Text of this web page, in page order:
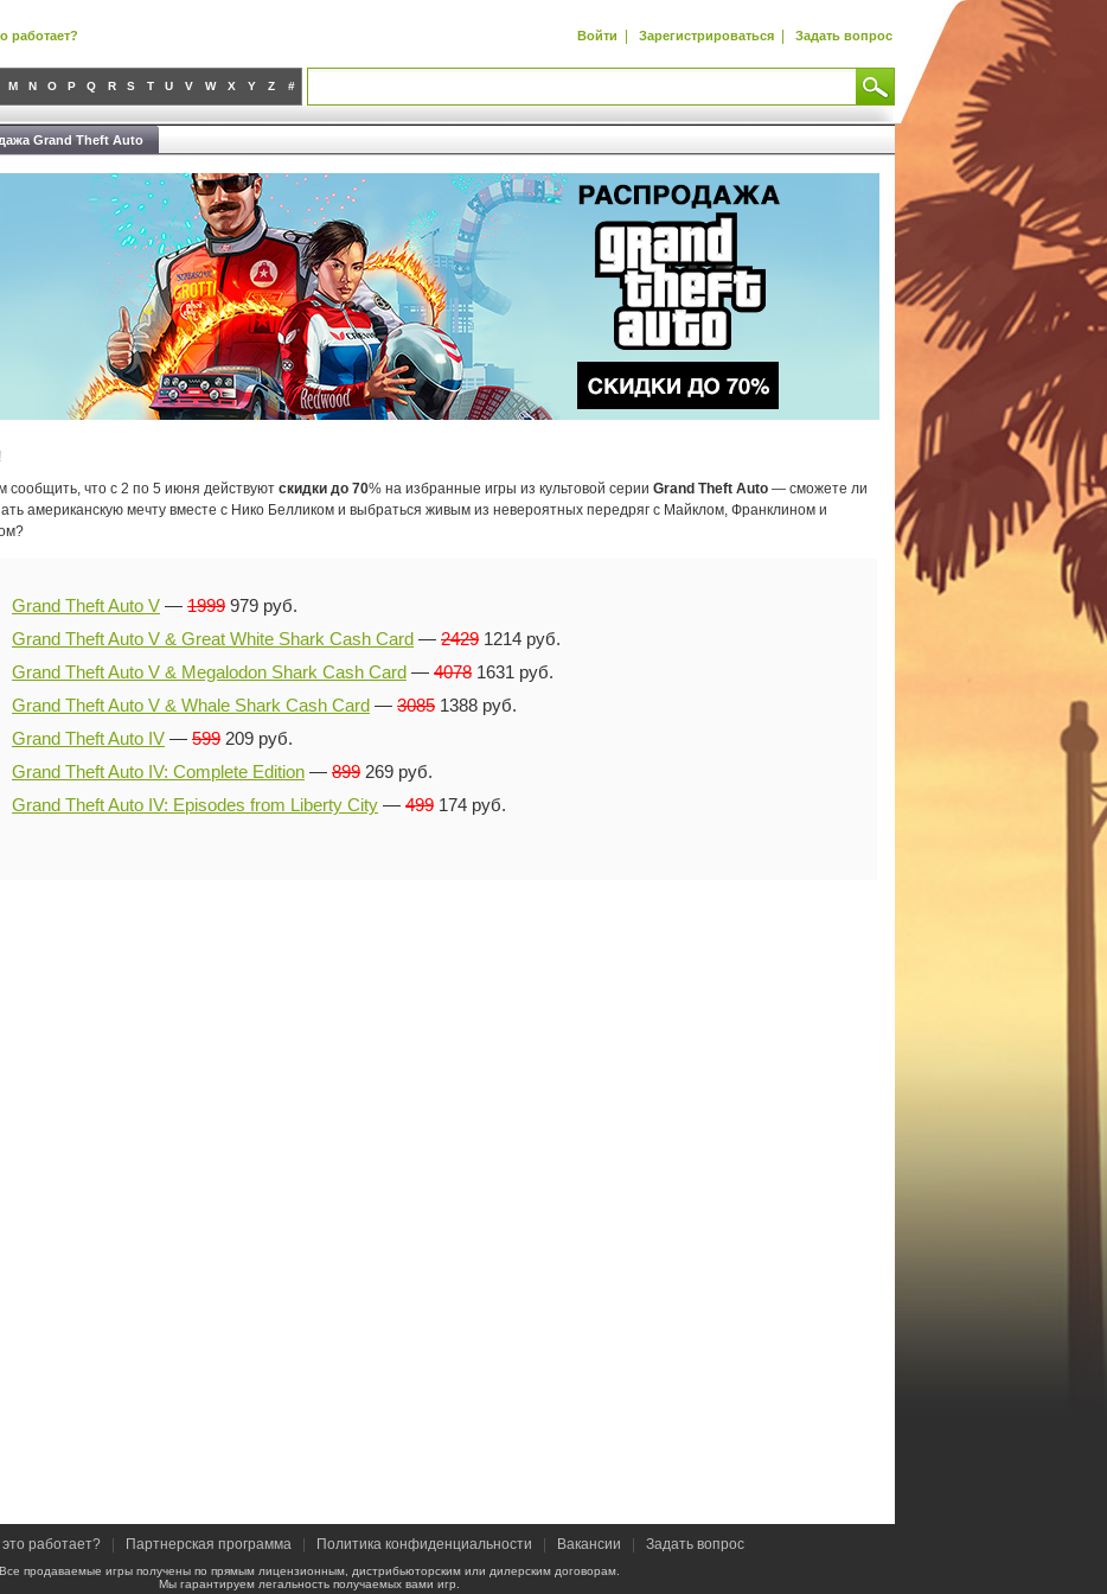
работает? Войти | Зарегистрироваться | Задать вопрос
M N O P Q R S T U V W X Y Z #
Grand Theft Auto
сообщить, что с 2 по 5 июня действуют скидки до 70% на избранные игры из культовой серии Grand Theft Auto — сможете ли
американскую мечту вместе с Нико Белликом и выбраться живым из невероятных передряг с Майклом, Франклином и
Grand Theft Auto V — 1999 979 руб.
Grand Theft Auto V & Great White Shark Cash Card — 2429 1214 руб.
Grand Theft Auto V & Megalodon Shark Cash Card — 4078 1631 руб.
Grand Theft Auto V & Whale Shark Cash Card — 3085 1388 руб.
Grand Theft Auto IV — 599 209 руб.
Grand Theft Auto IV: Complete Edition — 899 269 руб.
Grand Theft Auto IV: Episodes from Liberty City — 499 174 руб.
это работает? Партнерская программа Политика конфиденциальности Вакансии Задать вопрос
Все продаваемые игры получены по прямым лицензионным, дистрибьюторским или дилерским договорам.
Мы гарантируем легальность получаемых вами игр.